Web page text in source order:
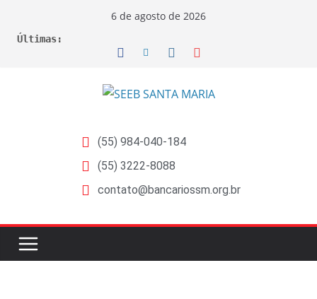
6 de agosto de 2026
Últimas:
(55) 984-040-184
(55) 3222-8088
contato@bancariossm.org.br